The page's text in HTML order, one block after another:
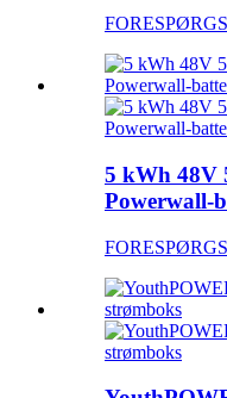
5 kWh 48V
Powerwall-